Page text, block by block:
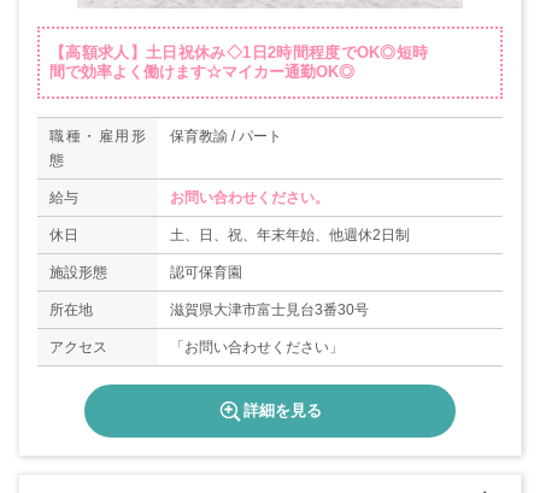
【高額求人】土日祝休み◇1日2時間程度でOK◎短時
間で効率よく働けます☆マイカー通勤OK◎
職種・雇用形
態
保育教諭 / パート
給与 お問い合わせください。
休日 土、日、祝、年末年始、他週休2日制
施設形態 認可保育園
所在地 滋賀県大津市富士見台3番30号
アクセス 「お問い合わせください」
詳細を見る